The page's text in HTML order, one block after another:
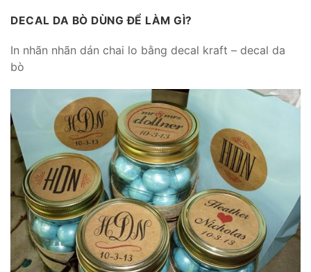
DECAL DA BÒ DÙNG ĐỂ LÀM GÌ?
In nhãn nhãn dán chai lo bằng decal kraft – decal da
bò